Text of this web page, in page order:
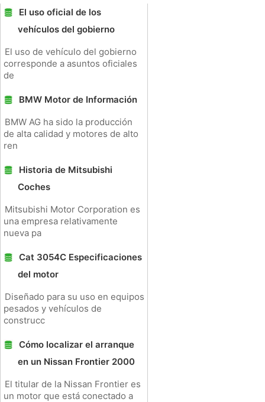
El uso oficial de los
vehículos del gobierno
El uso de vehículo del gobierno
corresponde a asuntos oficiales
de
BMW Motor de Información
BMW AG ha sido la producción
de alta calidad y motores de alto
ren
Historia de Mitsubishi
Coches
Mitsubishi Motor Corporation es
una empresa relativamente
nueva pa
Cat 3054C Especificaciones
del motor
Diseñado para su uso en equipos
pesados ​​y vehículos de
construcc
Cómo localizar el arranque
en un Nissan Frontier 2000
El titular de la Nissan Frontier es
un motor que está conectado a